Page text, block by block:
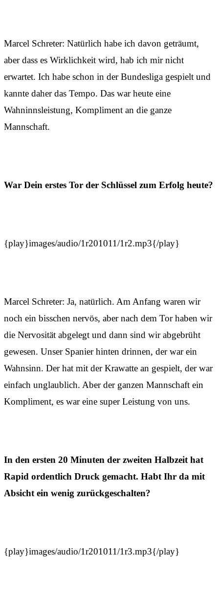
Marcel Schreter: Natürlich habe ich davon geträumt,
aber dass es Wirklichkeit wird, hab ich mir nicht
erwartet. Ich habe schon in der Bundesliga gespielt und
kannte daher das Tempo. Das war heute eine
Wahninnsleistung, Kompliment an die ganze
Mannschaft.
War Dein erstes Tor der Schlüssel zum Erfolg heute?
{play}images/audio/1r201011/1r2.mp3{/play}
Marcel Schreter: Ja, natürlich. Am Anfang waren wir
noch ein bisschen nervös, aber nach dem Tor haben wir
die Nervosität abgelegt und dann sind wir abgebrüht
gewesen. Unser Spanier hinten drinnen, der war ein
Wahnsinn. Der hat mit der Krawatte an gespielt, der war
einfach unglaublich. Aber der ganzen Mannschaft ein
Kompliment, es war eine super Leistung von uns.
In den ersten 20 Minuten der zweiten Halbzeit hat
Rapid ordentlich Druck gemacht. Habt Ihr da mit
Absicht ein wenig zurückgeschalten?
{play}images/audio/1r201011/1r3.mp3{/play}